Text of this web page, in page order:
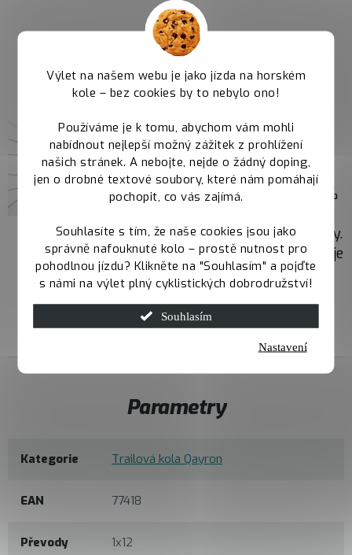
Výlet na našem webu je jako jízda na horském
kole – bez cookies by to nebylo ono!
Používáme je k tomu, abychom vám mohli
nabídnout nejlepší možný zážitek z prohlížení
našich stránek. A nebojte, nejde o žádný doping,
jen o drobné textové soubory, které nám pomáhají
pochopit, co vás zajímá.
Souhlasíte s tím, že naše cookies jsou jako
správně nafouknuté kolo – prostě nutnost pro
pohodlnou jízdu? Klikněte na "Souhlasím" a pojďte
s námi na výlet plný cyklistických dobrodružství!
Souhlasím
Nastavení
Shimano Deore
Brzdy Shimano Deore
výkonné a citlivé
brždění. Mechanismus
Servo Wave zajišťuje
rychlejší záběr, o 25 %
kratší volný zdvih páky.
Minerální olej garantuje
stabilní brzdný výkon
při každé jízdě.
Parametry
Kategorie Trailová kola Qayron
EAN 77418
Převody 1x12